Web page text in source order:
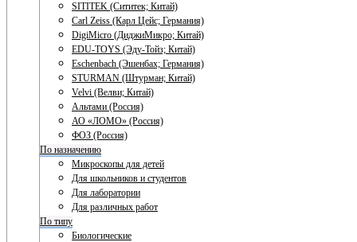
SITITEK (Сититек; Китай)
Carl Zeiss (Карл Цейс; Германия)
DigiMicro (ДиджиМикро; Китай)
EDU-TOYS (Эду-Тойз; Китай)
Eschenbach (Эшенбах; Германия)
STURMAN (Штурман; Китай)
Velvi (Велви; Китай)
Альтами (Россия)
АО «ЛОМО» (Россия)
ФОЗ (Россия)
По назначению
Микроскопы для детей
Для школьников и студентов
Для лаборатории
Для различных работ
По типу
Биологические